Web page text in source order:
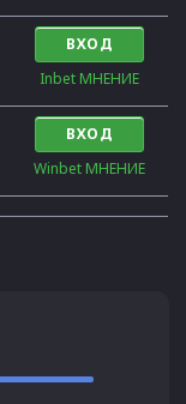
ВХОД
Inbet МНЕНИЕ
ВХОД
Winbet МНЕНИЕ